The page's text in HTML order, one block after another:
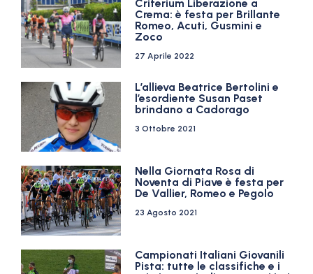
Criterium Liberazione a
Crema: è festa per Brillante
Romeo, Acuti, Gusmini e
Zoco
27 Aprile 2022
L’allieva Beatrice Bertolini e
l’esordiente Susan Paset
brindano a Cadorago
3 Ottobre 2021
Nella Giornata Rosa di
Noventa di Piave è festa per
De Vallier, Romeo e Pegolo
23 Agosto 2021
Campionati Italiani Giovanili
Pista: tutte le classifiche e i